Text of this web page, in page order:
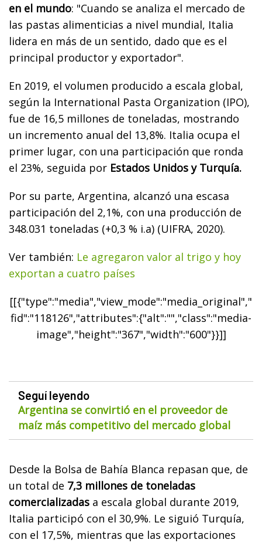
en el mundo: "Cuando se analiza el mercado de
las pastas alimenticias a nivel mundial, Italia
lidera en más de un sentido, dado que es el
principal productor y exportador".
En 2019, el volumen producido a escala global,
según la International Pasta Organization (IPO),
fue de 16,5 millones de toneladas, mostrando
un incremento anual del 13,8%. Italia ocupa el
primer lugar, con una participación que ronda
el 23%, seguida por Estados Unidos y Turquía.
Por su parte, Argentina, alcanzó una escasa
participación del 2,1%, con una producción de
348.031 toneladas (+0,3 % i.a) (UIFRA, 2020).
Ver también: Le agregaron valor al trigo y hoy
exportan a cuatro países
[[{"type":"media","view_mode":"media_original","
fid":"118126","attributes":{"alt":"","class":"media-
image","height":"367","width":"600"}}]]
Seguí leyendo
Argentina se convirtió en el proveedor de
maíz más competitivo del mercado global
Desde la Bolsa de Bahía Blanca repasan que, de
un total de 7,3 millones de toneladas
comercializadas a escala global durante 2019,
Italia participó con el 30,9%. Le siguió Turquía,
con el 17,5%, mientras que las exportaciones